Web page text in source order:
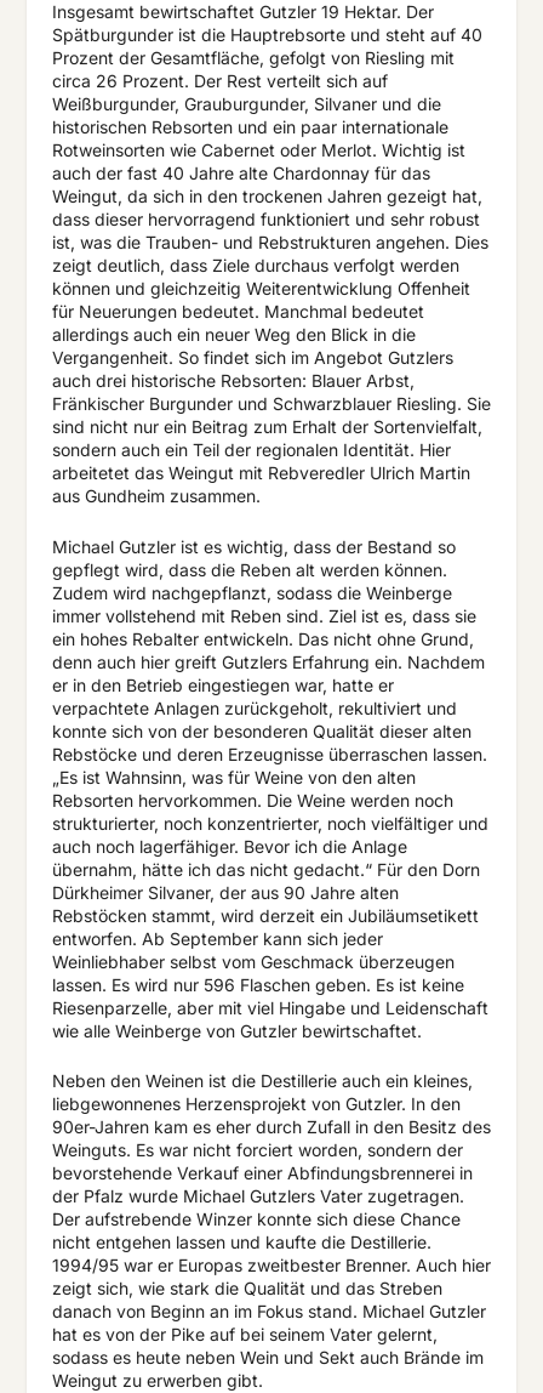
Insgesamt bewirtschaftet Gutzler 19 Hektar. Der
Spätburgunder ist die Hauptrebsorte und steht auf 40
Prozent der Gesamtfläche, gefolgt von Riesling mit
circa 26 Prozent. Der Rest verteilt sich auf
Weißburgunder, Grauburgunder, Silvaner und die
historischen Rebsorten und ein paar internationale
Rotweinsorten wie Cabernet oder Merlot. Wichtig ist
auch der fast 40 Jahre alte Chardonnay für das
Weingut, da sich in den trockenen Jahren gezeigt hat,
dass dieser hervorragend funktioniert und sehr robust
ist, was die Trauben- und Rebstrukturen angehen. Dies
zeigt deutlich, dass Ziele durchaus verfolgt werden
können und gleichzeitig Weiterentwicklung Offenheit
für Neuerungen bedeutet. Manchmal bedeutet
allerdings auch ein neuer Weg den Blick in die
Vergangenheit. So findet sich im Angebot Gutzlers
auch drei historische Rebsorten: Blauer Arbst,
Fränkischer Burgunder und Schwarzblauer Riesling. Sie
sind nicht nur ein Beitrag zum Erhalt der Sortenvielfalt,
sondern auch ein Teil der regionalen Identität. Hier
arbeitetet das Weingut mit Rebveredler Ulrich Martin
aus Gundheim zusammen.
Michael Gutzler ist es wichtig, dass der Bestand so
gepflegt wird, dass die Reben alt werden können.
Zudem wird nachgepflanzt, sodass die Weinberge
immer vollstehend mit Reben sind. Ziel ist es, dass sie
ein hohes Rebalter entwickeln. Das nicht ohne Grund,
denn auch hier greift Gutzlers Erfahrung ein. Nachdem
er in den Betrieb eingestiegen war, hatte er
verpachtete Anlagen zurückgeholt, rekultiviert und
konnte sich von der besonderen Qualität dieser alten
Rebstöcke und deren Erzeugnisse überraschen lassen.
„Es ist Wahnsinn, was für Weine von den alten
Rebsorten hervorkommen. Die Weine werden noch
strukturierter, noch konzentrierter, noch vielfältiger und
auch noch lagerfähiger. Bevor ich die Anlage
übernahm, hätte ich das nicht gedacht.“ Für den Dorn
Dürkheimer Silvaner, der aus 90 Jahre alten
Rebstöcken stammt, wird derzeit ein Jubiläumsetikett
entworfen. Ab September kann sich jeder
Weinliebhaber selbst vom Geschmack überzeugen
lassen. Es wird nur 596 Flaschen geben. Es ist keine
Riesenparzelle, aber mit viel Hingabe und Leidenschaft
wie alle Weinberge von Gutzler bewirtschaftet.
Neben den Weinen ist die Destillerie auch ein kleines,
liebgewonnenes Herzensprojekt von Gutzler. In den
90er-Jahren kam es eher durch Zufall in den Besitz des
Weinguts. Es war nicht forciert worden, sondern der
bevorstehende Verkauf einer Abfindungsbrennerei in
der Pfalz wurde Michael Gutzlers Vater zugetragen.
Der aufstrebende Winzer konnte sich diese Chance
nicht entgehen lassen und kaufte die Destillerie.
1994/95 war er Europas zweitbester Brenner. Auch hier
zeigt sich, wie stark die Qualität und das Streben
danach von Beginn an im Fokus stand. Michael Gutzler
hat es von der Pike auf bei seinem Vater gelernt,
sodass es heute neben Wein und Sekt auch Brände im
Weingut zu erwerben gibt.